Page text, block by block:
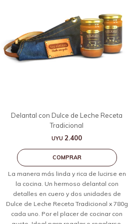
Delantal con Dulce de Leche Receta
Tradicional
UYU 2.400
La manera más linda y rica de lucirse en
la cocina. Un hermoso delantal con
detalles en cuero y dos unidades de
Dulce de Leche Receta Tradicional x 780g
cada uno. Por el placer de cocinar con